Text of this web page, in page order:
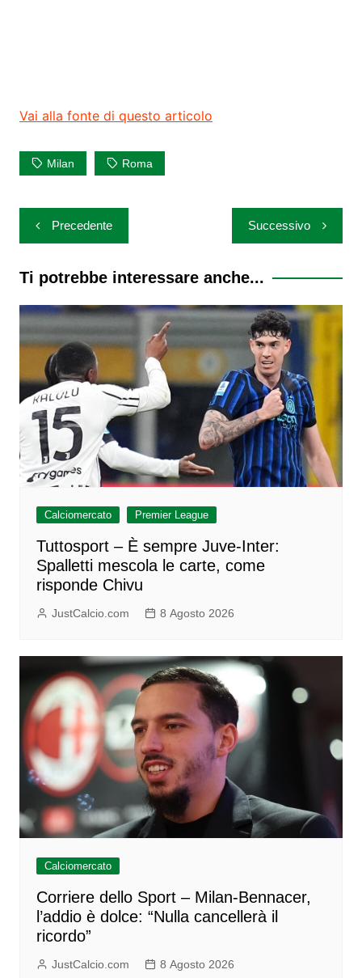
Vai alla fonte di questo articolo
Milan Roma
Navigazione
articoli
Precedente Successivo
Ti potrebbe interessare anche...
Calciomercato Premier League
Tuttosport – È sempre Juve-Inter:
Spalletti mescola le carte, come
risponde Chivu
JustCalcio.com 8 Agosto 2026
Calciomercato
Corriere dello Sport – Milan-Bennacer,
l’addio è dolce: “Nulla cancellerà il
ricordo”
JustCalcio.com 8 Agosto 2026